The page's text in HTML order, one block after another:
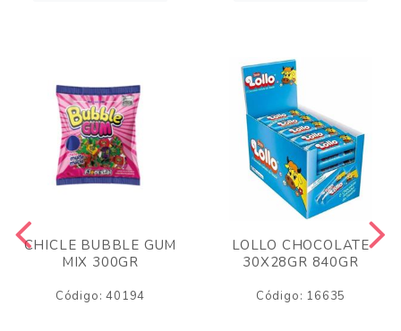
CHICLE BUBBLE GUM
MIX 300GR
Código: 40194
LOLLO CHOCOLATE
30X28GR 840GR
Código: 16635